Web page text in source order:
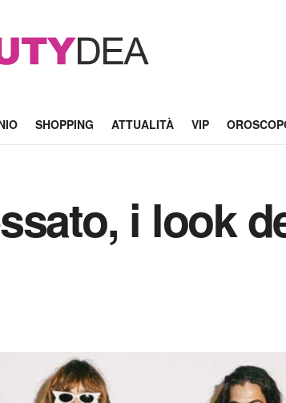
SHOPPING ATTUALITÀ VIP
i look